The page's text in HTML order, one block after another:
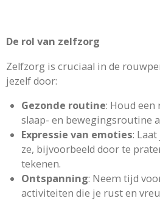
De rol van zelfzorg
Zelfzorg is cruciaal in de
jezelf door:
Gezonde routine: Houd een
slaap- en bewegingsroutine
Expressie van emoties:
ze, bijvoorbeeld door te
tekenen.
Ontspanning: Neem tijd
activiteiten die je rust en